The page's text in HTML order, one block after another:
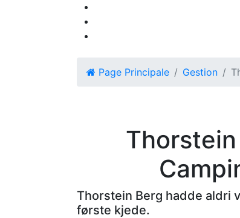
Page Principale Gestion
Thorstein Berg hadde aldri
første kjede.